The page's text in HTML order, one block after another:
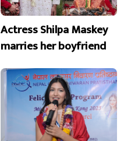
Actress Shilpa Maskey
marries her boyfriend